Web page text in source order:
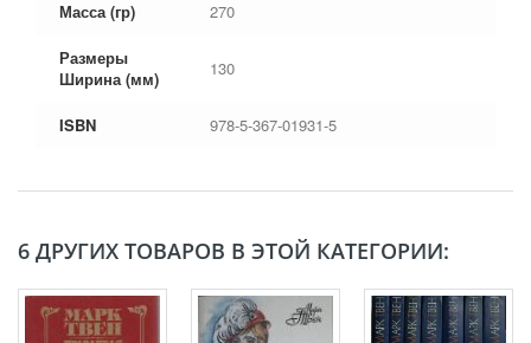
Масса (гр) 270
Размеры
Ширина (мм)
130
ISBN 978-5-367-01931-5
6 ДРУГИХ ТОВАРОВ В ЭТОЙ КАТЕГОРИИ: